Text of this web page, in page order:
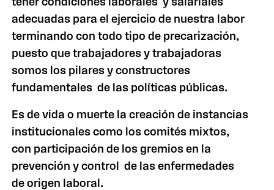
adecuadas para el ejercicio de nuestra labor
terminando con todo tipo de precarización,
puesto que trabajadores y trabajadoras
somos los pilares y constructores
fundamentales de las políticas públicas.
Es de vida o muerte la creación de instancias
institucionales como los comités mixtos,
con participación de los gremios en la
prevención y control de las enfermedades
de origen laboral.